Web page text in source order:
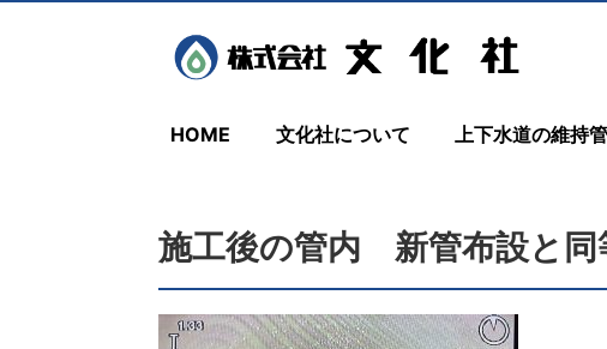
HOME 文化社について 上下水道の維持
施工後の管内 新管布設と同